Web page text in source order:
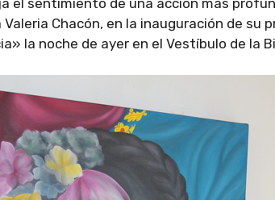
el sentimiento de una acción más
Chacón, en la inauguración de su
la noche de ayer en el Vestíbulo de la